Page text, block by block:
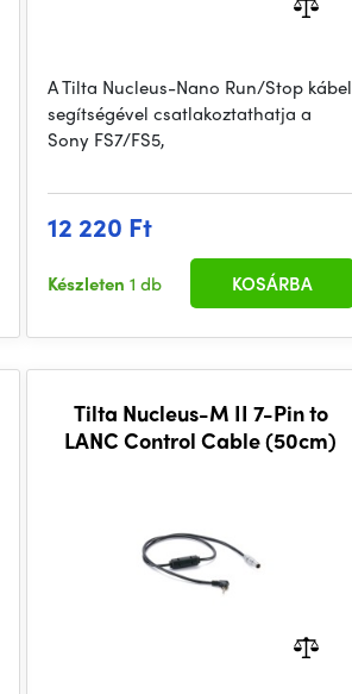
A Tilta Nucleus-Nano Run/Stop kábel
segítségével csatlakoztathatja a
Sony FS7/FS5,
12 220 Ft
Készleten1 db KOSÁRBA
Tilta Nucleus-M II 7-Pin to
LANC Control Cable (50cm)